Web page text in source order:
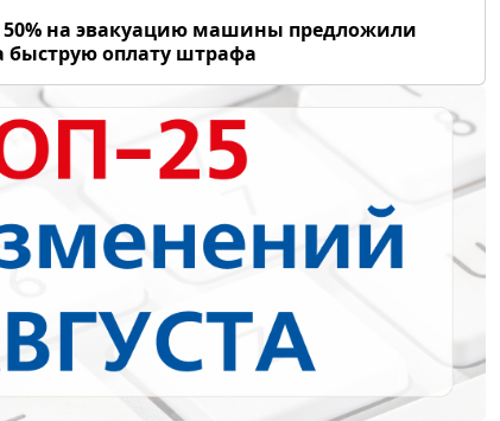
50% на эвакуацию машины предложили
быструю оплату штрафа